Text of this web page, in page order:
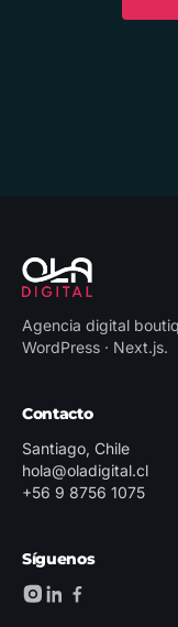
Agencia digital
WordPress · Next.js.
Contacto
Santiago, Chile
hola@oladigital.cl
+56 9 8756 1075
Síguenos